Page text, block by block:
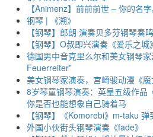
【Animenz】前前前世 – 你的名
钢琴 | 《溯》
【钢琴】郎朗 演奏贝多芬钢琴奏
【钢琴】O叔即兴演奏《爱乐之
德国男中音克里么尔和美女钢琴
Feuerreiter”
美女钢琴家演奏，宫崎骏动漫《
8岁琴童钢琴演奏：英皇五级作品
你是否也能想象自己骑着马
【钢琴】《Komorebi》m-taku
外国小伙街头钢琴演奏《fade》